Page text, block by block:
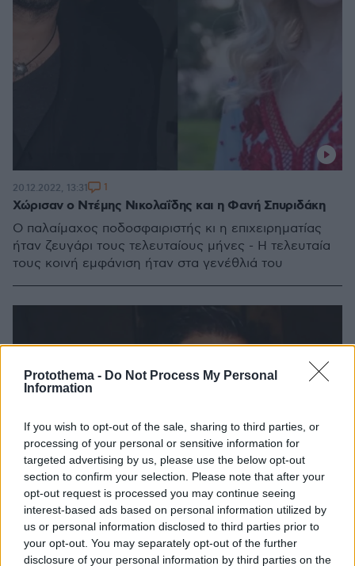
Protothema - Do Not Process My Personal
Information
If you wish to opt-out of the sale, sharing to third parties, or
processing of your personal or sensitive information for
targeted advertising by us, please use the below opt-out
section to confirm your selection. Please note that after your
opt-out request is processed you may continue seeing
interest-based ads based on personal information utilized by
us or personal information disclosed to third parties prior to
your opt-out. You may separately opt-out of the further
disclosure of your personal information by third parties on the
Χώρισαν ο Ντέμης Νικολαΐδης και η Φανή Σπυριδάκη
Ο παλαίμαχος ποδοσφαιριστής κι η επιχειρηματίας
ήταν ζευγάρι τους τελευταίους μήνες - Η τελευταία
τους κοινή εμφάνιση ήταν στα γενέθλιά του
20.12.2022, 13:31 1